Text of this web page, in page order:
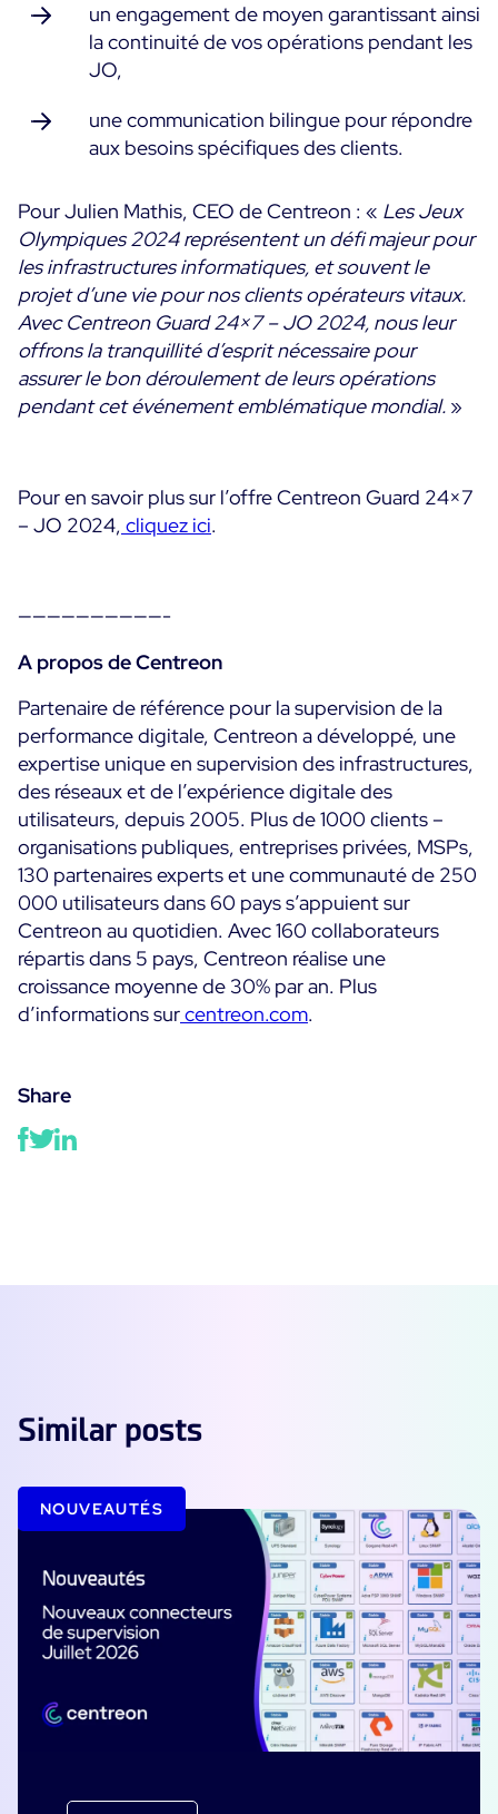
un engagement de moyen garantissant ainsi
la continuité de vos opérations pendant les
JO,
une communication bilingue pour répondre
aux besoins spécifiques des clients.
Pour Julien Mathis, CEO de Centreon : « Les Jeux
Olympiques 2024 représentent un défi majeur pour
les infrastructures informatiques, et souvent le
projet d’une vie pour nos clients opérateurs vitaux.
Avec Centreon Guard 24×7 – JO 2024, nous leur
offrons la tranquillité d’esprit nécessaire pour
assurer le bon déroulement de leurs opérations
pendant cet événement emblématique mondial. »
Pour en savoir plus sur l’offre Centreon Guard 24×7
– JO 2024, cliquez ici.
——————————-
A propos de Centreon
Partenaire de référence pour la supervision de la
performance digitale, Centreon a développé, une
expertise unique en supervision des infrastructures,
des réseaux et de l’expérience digitale des
utilisateurs, depuis 2005. Plus de 1000 clients –
organisations publiques, entreprises privées, MSPs,
130 partenaires experts et une communauté de 250
000 utilisateurs dans 60 pays s’appuient sur
Centreon au quotidien. Avec 160 collaborateurs
répartis dans 5 pays, Centreon réalise une
croissance moyenne de 30% par an. Plus
d’informations surcentreon.com.
Share
Similar posts
NOUVEAUTÉS